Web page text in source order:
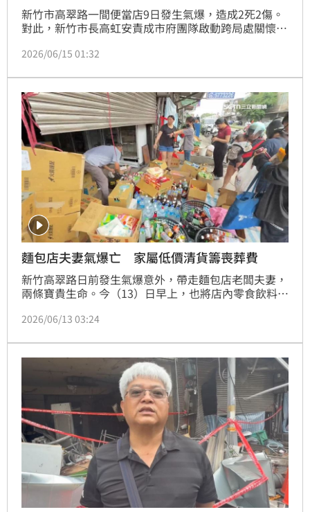
新竹市高翠路一間便當店9日發生氣爆，造成2死2傷。
對此，新竹市長高虹安責成市府團隊啟動跨局處關懷及
單位，於14日19時30分，在私立艾唯兒幼兒園共同召
後續協助措施。說明會過程順利，共有81戶住戶領取慰
問金，市府也針對民眾關心事項逐一說明，協助受災戶
掌握相關權益與申辦流程。
2026/06/15 01:32
麵包店夫妻氣爆亡 家屬低價清貨籌喪葬費
新竹高翠路日前發生氣爆意外，帶走麵包店老闆夫妻，
兩條寶貴生命。今（13）日早上，也將店內零食飲料、
不少老顧客和鄰居得知消息後紛紛上門支持，用實際行
2026/06/13 03:24